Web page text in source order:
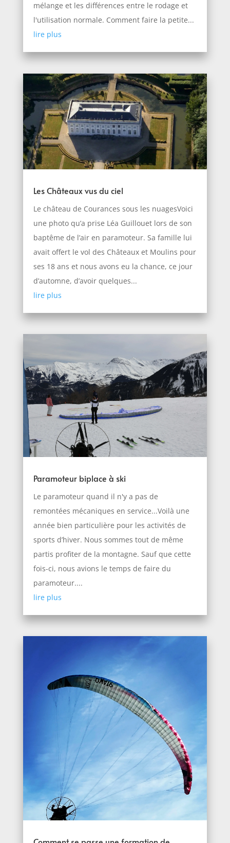
mélange et les différences entre le rodage et
l'utilisation normale. Comment faire la petite...
lire plus
Les Châteaux vus du ciel
Le château de Courances sous les nuagesVoici
une photo qu’a prise Léa Guillouet lors de son
baptême de l’air en paramoteur. Sa famille lui
avait offert le vol des Châteaux et Moulins pour
ses 18 ans et nous avons eu la chance, ce jour
d’automne, d’avoir quelques...
lire plus
Paramoteur biplace à ski
Le paramoteur quand il n'y a pas de
remontées mécaniques en service...Voilà une
année bien particulière pour les activités de
sports d’hiver. Nous sommes tout de même
partis profiter de la montagne. Sauf que cette
fois-ci, nous avions le temps de faire du
paramoteur....
lire plus